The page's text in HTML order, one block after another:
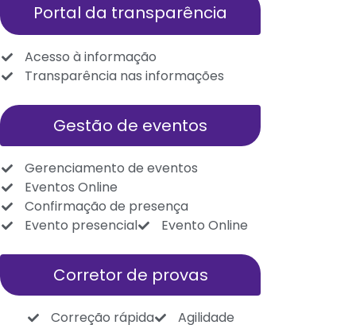
Portal da transparência
Acesso à informação
Transparência nas informações
Gestão de eventos
Gerenciamento de eventos
Eventos Online
Confirmação de presença
Evento presencial
Evento Online
Corretor de provas
Correção rápida Agilidade